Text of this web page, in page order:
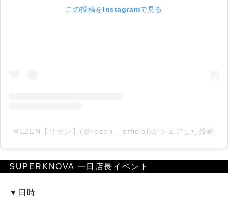
この投稿をInstagramで見る
REZEN【リゼン】(@rezen__official)がシェアした投稿
SUPERKNOVA 一日店長イベント
▼日時